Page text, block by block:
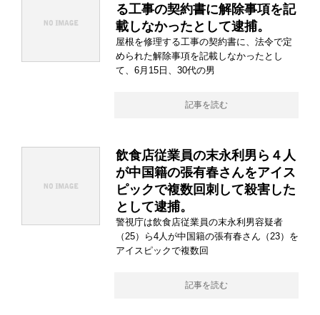
る工事の契約書に解除事項を記
載しなかったとして逮捕。
屋根を修理する工事の契約書に、法令で定
められた解除事項を記載しなかったとし
て、6月15日、30代の男
記事を読む
飲食店従業員の末永利男ら４人
が中国籍の張有春さんをアイス
ピックで複数回刺して殺害した
として逮捕。
警視庁は飲食店従業員の末永利男容疑者
（25）ら4人が中国籍の張有春さん（23）を
アイスピックで複数回
記事を読む